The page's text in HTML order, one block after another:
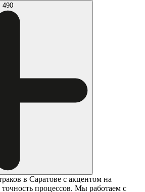
490
в Саратове с акцентом на
точность процессов. Мы работаем с